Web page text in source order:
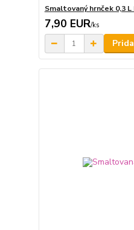
Smaltovaný hrnček 0,3 L
7,90 EUR/ks